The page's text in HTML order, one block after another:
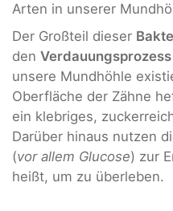
Arten in unserer
Der Großteil dieser
den Verdauungsprozess
unsere Mundhöhle
Oberfläche der Zähne
ein klebriges,
Darüber hinaus nutzen
(vor allem Glucose) zur
heißt, um zu überleben.